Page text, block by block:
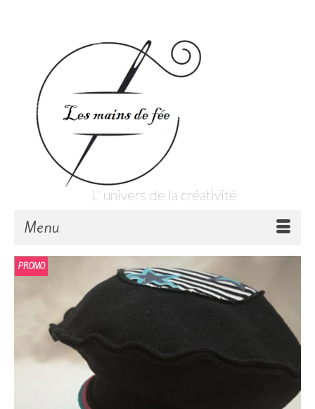
L' univers de la créativité
Menu
PROMO